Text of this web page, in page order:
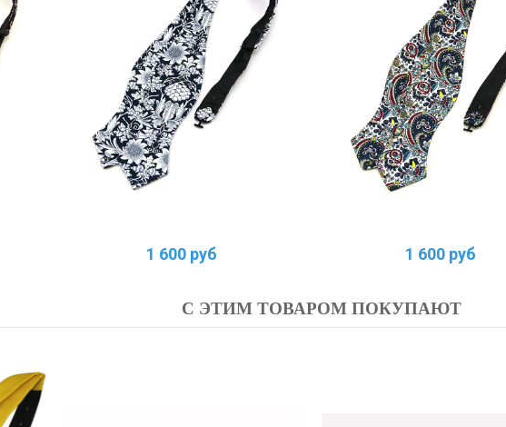
1 600 руб 1 600 руб
С ЭТИМ ТОВАРОМ ПОКУПАЮТ